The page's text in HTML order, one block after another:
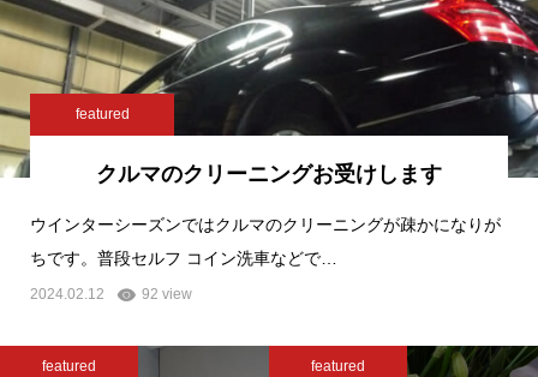
featured
クルマのクリーニングお受けします
ウインターシーズンではクルマのクリーニングが疎かになりが
ちです。普段セルフ コイン洗車などで…
2024.02.12 92 view
featured featured